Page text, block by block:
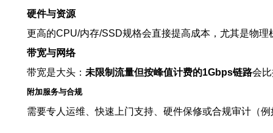
硬件与资源
更高的CPU/内存/SSD规格会直接提高成本，尤其是物理
带宽与网络
带宽是大头： 未限制流量但按峰值计费的1Gbps链路会
附加服务与合规
需要专人运维、快速上门支持、硬件保修或合规审计（